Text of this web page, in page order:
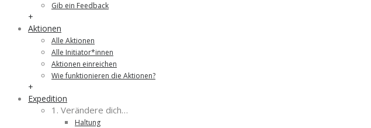
Gib ein Feedback
+
Aktionen
Alle Aktionen
Alle Initiator*innen
Aktionen einreichen
Wie funktionieren die Aktionen?
+
Expedition
1. Verändere dich…
Haltung